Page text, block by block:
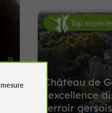
Top
Château de
l'excellence
terroir
mesure